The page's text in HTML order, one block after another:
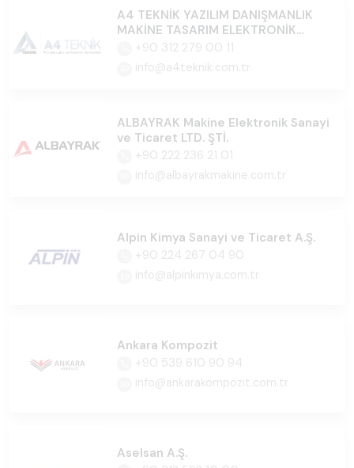
A4 TEKNİK YAZILIM DANIŞMANLIK
MAKİNE TASARIM ELEKTRONİK
İTH.İHR.SAN.TİC.LTD.ŞTİ.
+90 312 279 00 11
info@a4teknik.com.tr
ALBAYRAK Makine Elektronik Sanayi
ve Ticaret LTD. ŞTİ.
+90 222 236 21 01
info@albayrakmakine.com.tr
Alpin Kimya Sanayi ve Ticaret A.Ş.
+90 224 267 04 90
info@alpinkimya.com.tr
Ankara Kompozit
+90 539 610 90 94
info@ankarakompozit.com.tr
Aselsan A.Ş.